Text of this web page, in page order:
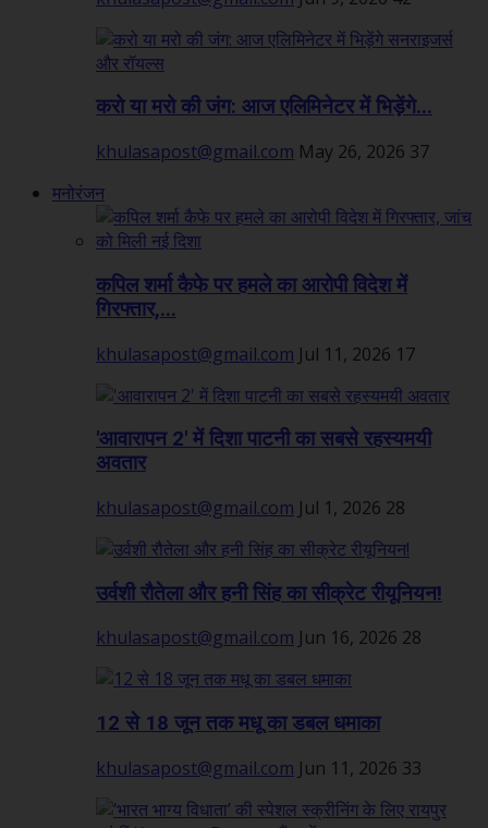
करो या मरो की जंग: आज एलिमिनेटर में भिड़ेंगे...
khulasapost@gmail.com May 26, 2026 37
मनोरंजन
कपिल शर्मा कैफे पर हमले का आरोपी विदेश में
गिरफ्तार,...
khulasapost@gmail.com Jul 11, 2026 17
'आवारापन 2' में दिशा पाटनी का सबसे रहस्यमयी
अवतार
khulasapost@gmail.com Jul 1, 2026 28
उर्वशी रौतेला और हनी सिंह का सीक्रेट रीयूनियन!
khulasapost@gmail.com Jun 16, 2026 28
12 से 18 जून तक मधू का डबल धमाका
khulasapost@gmail.com Jun 11, 2026 33